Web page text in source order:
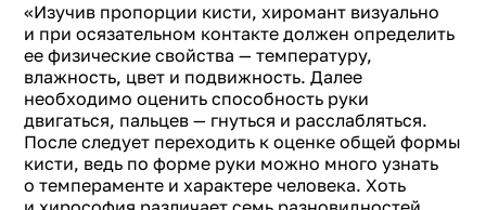
«Изучив пропорции кисти, хиромант визуально
и при осязательном контакте должен определить
ее физические свойства — температуру,
влажность, цвет и подвижность. Далее
необходимо оценить способность руки
двигаться, пальцев — гнуться и расслабляться.
После следует переходить к оценке общей формы
кисти, ведь по форме руки можно много узнать
о темпераменте и характере человека. Хоть